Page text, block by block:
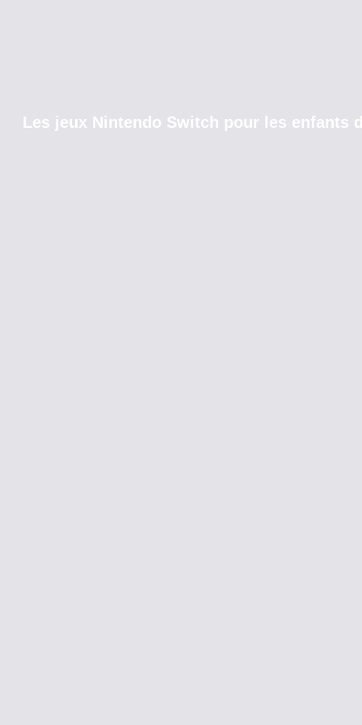
Les jeux Nintendo Switch pour les enfants